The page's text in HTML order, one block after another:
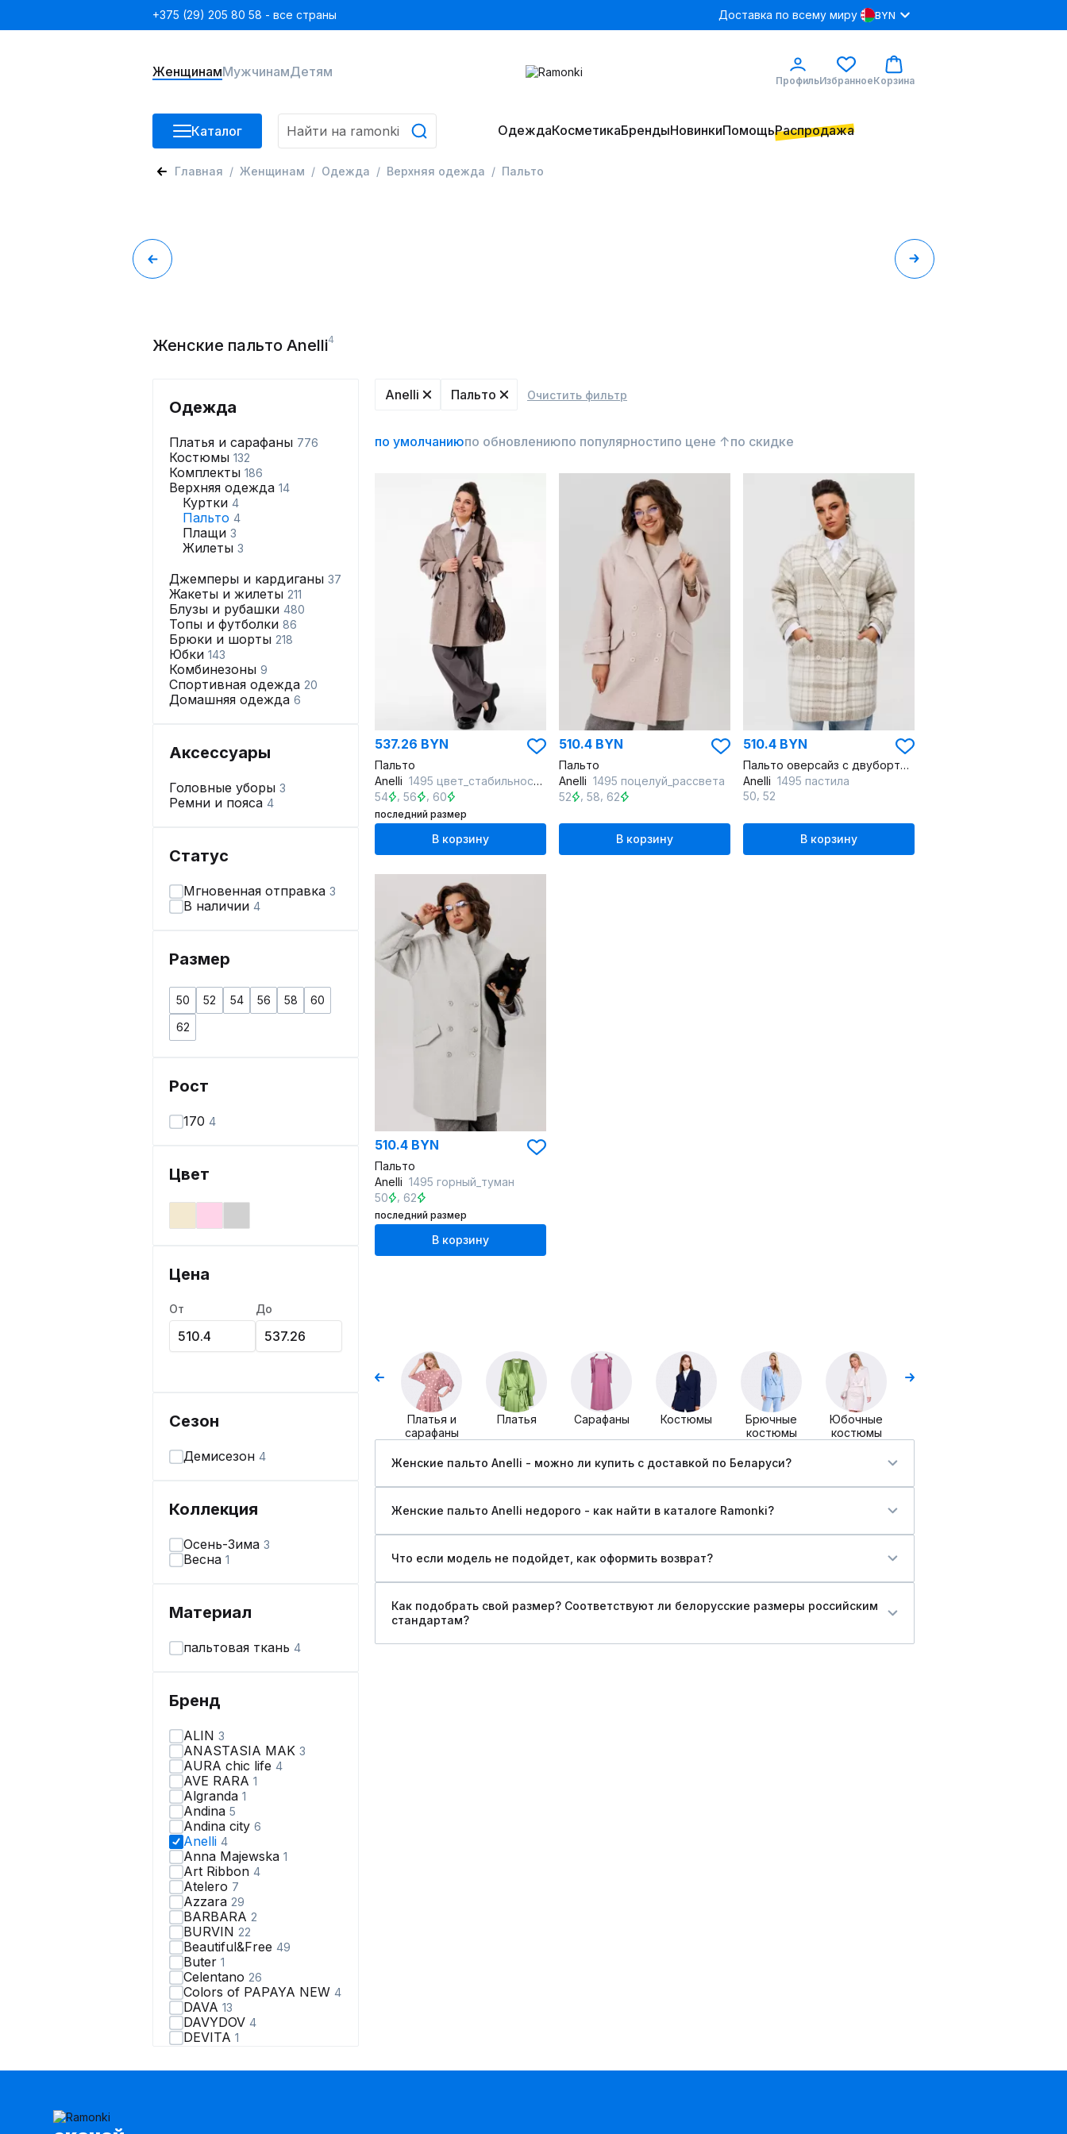
+375 (29) 205 80 58 - все страны Доставка по всему миру BYN
ЖенщинамМужчинамДетям
ПрофильИзбранноеКорзина
Каталог ОдеждаКосметикаБрендыНовинкиПомощьРаспродажа
Главная Женщинам Одежда Верхняя одежда Пальто
Женские пальто Anelli4
Одежда
Платья и сарафаны 776
Костюмы 132
Комплекты 186
Верхняя одежда 14
Куртки 4
Пальто 4
Плащи 3
Жилеты 3
Джемперы и кардиганы 37
Жакеты и жилеты 211
Блузы и рубашки 480
Топы и футболки 86
Брюки и шорты 218
Юбки 143
Комбинезоны 9
Спортивная одежда 20
Домашняя одежда 6
Аксессуары
Головные уборы 3
Ремни и пояса 4
Статус
Мгновенная отправка 3
В наличии 4
Размер
50 52 54 56 58
60
62
Рост
170 4
Цвет
Цена
От До
Сезон
Демисезон 4
Коллекция
Осень-Зима 3
Весна 1
Материал
пальтовая ткань 4
Бренд
ALIN 3
ANASTASIA MAK 3
AURA chic life 4
AVE RARA 1
Algranda 1
Andina 5
Andina city 6
Anelli 4
Anna Majewska 1
Art Ribbon 4
Atelero 7
Azzara 29
BARBARA 2
BURVIN 22
Beautiful&Free 49
Butеr 1
Celentano 26
Colors of PAPAYA NEW 4
DAVA 13
DAVYDOV 4
DEVITA 1
DOGGI3
Anelli Пальто Очистить фильтр
по умолчаниюпо обновлениюпо популярностипо цене ↑по скидке
537.26 BYN
Пальто
Anelli 1495 цвет_стабильности_и_заботы
54
,56 60
последний размер
В корзину
510.4 BYN
Пальто
Anelli 1495 поцелуй_рассвета
52
,58 62
В корзину
510.4 BYN
Пальто оверсайз с двубортным кроем и карманами из пальтовой ткани
Anelli 1495 пастила
50 52
В корзину
510.4 BYN
Пальто
Anelli 1495 горный_туман
50
62
последний размер
В корзину
Платья и
сарафаны
Платья Сарафаны Костюмы
Брючные
костюмы
Юбочные
костюмы
Женские пальто Anelli - можно ли купить c доставкой по Беларуси?
Женские пальто Anelli недорого - как найти в каталоге Ramonki?
Что если модель не подойдет, как оформить возврат?
Как подобрать свой размер? Соответствуют ли белорусские размеры российским
стандартам?